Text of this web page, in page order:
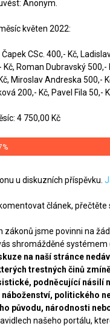
Anonym.
květen 2022:
Čapek CSc. 400,- Kč,
Kč, Roman Dubravský
Miroslav Andreska 500,-
200,- Kč, Pavel Fila 50,-
4 750,00 Kč
u diskuzních příspěvku.
článek, přečtěte
zákonů jsme povinni na
shromážděné systémem
na naší stránce
trestných činů
podněcující násilí
náboženství, politického
původu, národnosti
našeho portálu,